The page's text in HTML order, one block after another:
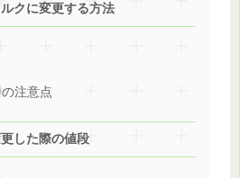
クに変更する方法
注意点
した際の値段